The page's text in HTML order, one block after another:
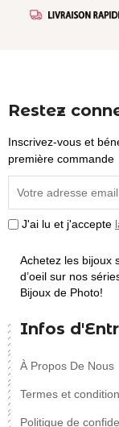
Restez
Inscrivez-vous et
première commande
J'ai lu et j'accepte
Achetez les bijoux
d’oeil sur nos
Bijoux de Photo!
Infos
À Propos De Nous
Termes et
Politique de